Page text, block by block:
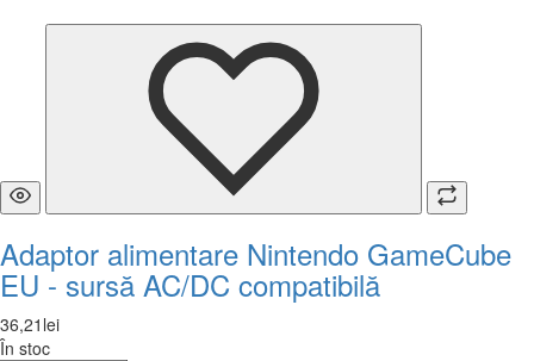
Adaptor alimentare Nintendo GameCube
EU - sursă AC/DC compatibilă
36,21 lei
În stoc